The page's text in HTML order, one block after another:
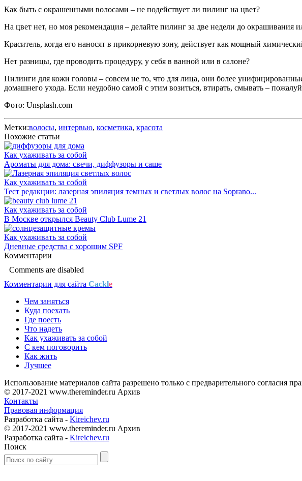
Как быть с окрашенными волосами – не подействует ли пилинг на цвет?
На цвет нет, но моя рекомендация – делайте пилинг за две недели до окрашивания
Краситель, когда его наносят в прикорневую зону, действует как мощный
Нет разницы, где проводить процедуру, у себя в ванной или в салоне?
Пилинги для кожи головы – совсем не то, что для лица, они более
домашнего ухода. Если неудобно самой с этим возиться, втирать, смывать –
Фото: Unsplash.com
Метки:волосы, интервью, косметика, красота
Похожие статьи
Как ухаживать за собой
Ароматы для дома: свечи, диффузоры и саше
Как ухаживать за собой
Тест редакции: лазерная эпиляция темных и светлых волос на Soprano...
Как ухаживать за собой
В Москве открылся Beauty Club Lume 21
Как ухаживать за собой
Дневные средства с хорошим SPF
Комментарии
Comments are disabled
Комментарии для сайта Cackle
Чем заняться
Куда поехать
Где поесть
Что надеть
Как ухаживать за собой
С кем поговорить
Как жить
Лучшее
Использование материалов сайта разрешено только с предварительного согласия
© 2017-2021 www.thereminder.ru Архив
Контакты
Правовая информация
Разработка сайта - Kireichev.ru
© 2017-2021 www.thereminder.ru Архив
Разработка сайта - Kireichev.ru
Поиск